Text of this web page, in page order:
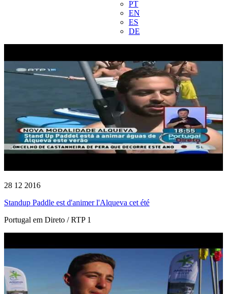
PT
EN
ES
DE
28 12 2016
Standup Paddle est d'animer l'Alqueva cet été
Portugal em Direto / RTP 1